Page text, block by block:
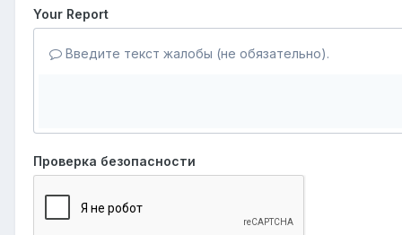
Your Report
Введите текст жалобы (не обязательно).
Проверка безопасности